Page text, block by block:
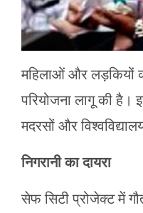
महिलाओं और लड़कियों
परियोजना लागू की है।
मदरसों और
निगरानी का दायरा
सेफ सिटी प्रोजेक्ट में